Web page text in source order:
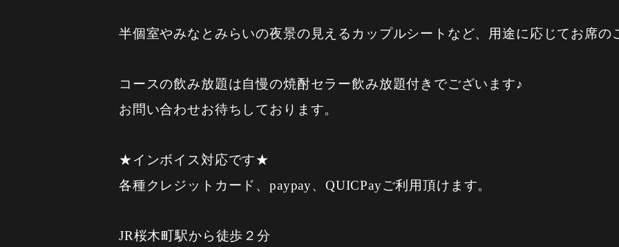
半個室やみなとみらいの夜景の見えるカップルシートなど、用途に応じてお席の
コースの飲み放題は自慢の焼酎セラー飲み放題付きでございます♪
お問い合わせお待ちしております。
★インボイス対応です★
各種クレジットカード、paypay、QUICPayご利用頂けます。
JR桜木町駅から徒歩２分